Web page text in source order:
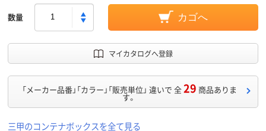
数量 カゴへ
マイカタログへ登録
「メーカー品番」「カラー」「販売単位」 違いで 全29 商品ありま
す。
三甲のコンテナボックスを全て見る